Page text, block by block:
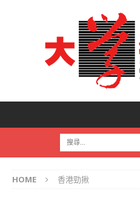
HOME 香港勁揪